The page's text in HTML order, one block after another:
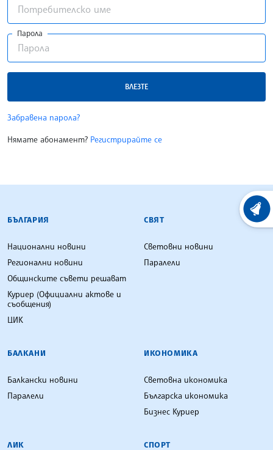
Парола
ВЛЕЗТЕ
Забравена парола?
Нямате абонамент? Регистрирайте се
БЪЛГАРСКА ТЕЛЕГРАФНА АГЕНЦИЯ
БЪЛГАРИЯ
Национални новини
Регионални новини
Общинските съвети решават
Куриер (Официални актове и
съобщения)
ЦИК
СВЯТ
Световни новини
Паралели
БАЛКАНИ
Балкански новини
Паралели
ИКОНОМИКА
Световна икономика
Българска икономика
Бизнес Куриер
ЛИК СПОРТ